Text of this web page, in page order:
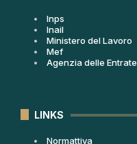
Inps
Inail
Ministero del Lavoro
Mef
Agenzia delle Entrate
LINKS
Normattiva